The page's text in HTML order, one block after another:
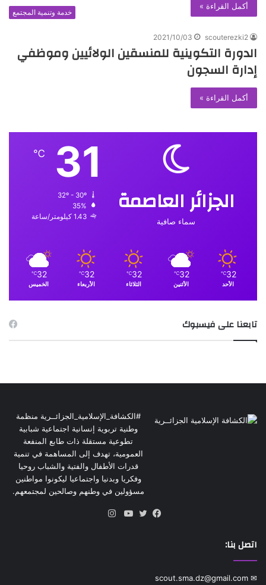
أكمل القراءة »
خدمة وتنمية المجتمع
scouterezki2
2021/10/03
الدورة التكوينية للمنسقين الولائيين وموظفي
إدارة السجون
أكمل القراءة »
الجزائر العاصمة
سماء صافية
31
℃
35%
1.43 كيلومتر/ساعة
32
℃
الأحد
32
℃
الأثنين
32
℃
الثلاثاء
32
℃
الأربعاء
32
℃
الخميس
تابعنا على فيسبوك
#الكشافة_الإسلامية_الجزائــرية منظمة
وطنية تربوية إنسانية اجتماعية شبابية
تطوعية مستقلة ذات طابع المنفعة
العمومية، تهدف إلى المساهمة في تنمية
قدرات الأطفال والفتية والشباب روحيا
وفكريا وبدنيا واجتماعيا ليكونوا مواطنين
مسؤولين في وطنهم وصالحين لمجتمعهم.
اتصل بنا:
✉ scout.sma.dz@gmail.com